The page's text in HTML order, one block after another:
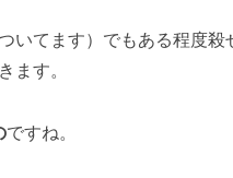
いてます）でもある程度
ます。
ですね。